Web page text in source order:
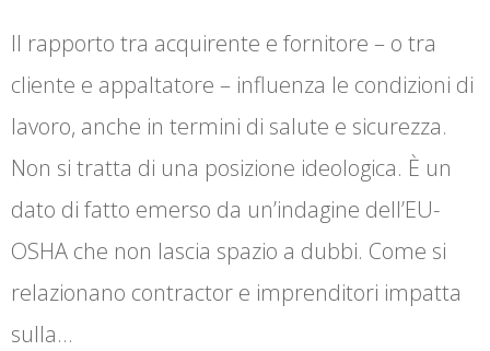
Il rapporto tra acquirente e fornitore – o tra
cliente e appaltatore – influenza le condizioni di
lavoro, anche in termini di salute e sicurezza.
Non si tratta di una posizione ideologica. È un
dato di fatto emerso da un’indagine dell’EU-
OSHA che non lascia spazio a dubbi. Come si
relazionano contractor e imprenditori impatta
sulla…